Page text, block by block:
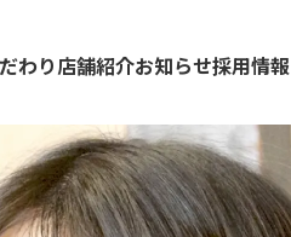
わり店舗紹介お知らせ採用情報